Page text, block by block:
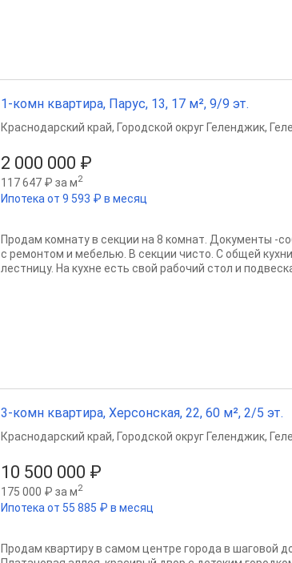
1-комн квартира, Парус, 13, 17 м², 9/9 эт.
2 000 000 ₽
117 647 ₽ за м2
Ипотека от 9 593 ₽ в месяц
Краснодарский край, Городской округ Геленджик,
Продам комнату в секции на 8 комнат. Документы -
с ремонтом и мебелью. В секции чисто. С общей
лестницу. На кухне есть свой рабочий стол и
3-комн квартира, Херсонская, 22, 60 м², 2/5 эт.
10 500 000 ₽
175 000 ₽ за м2
Ипотека от 55 885 ₽ в месяц
Краснодарский край, Городской округ Геленджик,
Продам квартиру в самом центре города в шаговой